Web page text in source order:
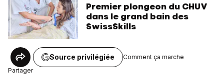
Premier plongeon du CHUV
dans le grand bain des
SwissSkills
Partager
Source privilégiée Comment ça marche